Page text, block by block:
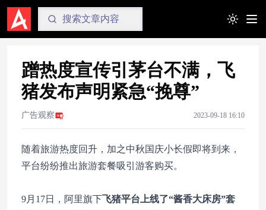
Toggle
蹭热度宣传引茅台不满，飞
猪发布声明紧急“挽尊”
广告观察 2023-09-18 16:10
随着旅游热度回升，加之中秋国庆小长假即将到来，
平台纷纷推出旅游套餐吸引游客购买。
9月17日，阿里旗下飞猪平台上线了“酱香大床房”套